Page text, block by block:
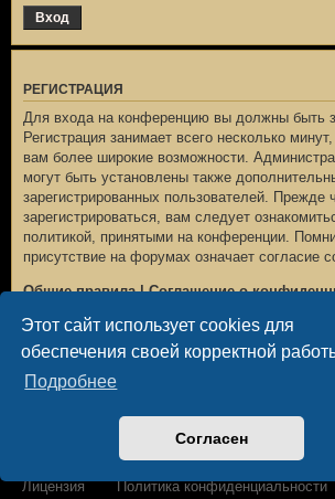
Этот сайт использует cookies для
обеспечения своей корректной
Подробнее
Согласен
РЕГИСТРАЦИЯ
Для входа на конференцию вы должны быть
Регистрация занимает всего несколько
вам более широкие возможности.
могут быть установлены также
зарегистрированных пользователей. Прежде
зарегистрироваться, вам следует
политикой, принятыми на конференции.
присутствие на форумах означает согласие
Общие правила|Соглашение о
Регистрация
Лицензия Политика конфиденциальности